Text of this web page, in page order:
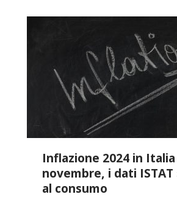
Inflazione 2024 in
novembre, i dati ISTAT
al consumo